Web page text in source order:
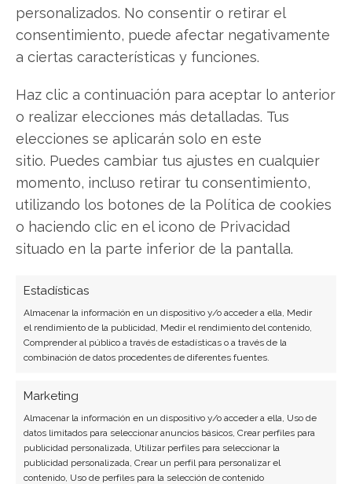
personalizados. No consentir o retirar el
consentimiento, puede afectar negativamente
a ciertas características y funciones.
Haz clic a continuación para aceptar lo anterior
o realizar elecciones más detalladas. Tus
elecciones se aplicarán solo en este
sitio. Puedes cambiar tus ajustes en cualquier
momento, incluso retirar tu consentimiento,
utilizando los botones de la Política de cookies
o haciendo clic en el icono de Privacidad
situado en la parte inferior de la pantalla.
Estadísticas
Almacenar la información en un dispositivo y/o acceder a ella, Medir
el rendimiento de la publicidad, Medir el rendimiento del contenido,
Comprender al público a través de estadísticas o a través de la
combinación de datos procedentes de diferentes fuentes.
Marketing
Almacenar la información en un dispositivo y/o acceder a ella, Uso de
datos limitados para seleccionar anuncios básicos, Crear perfiles para
publicidad personalizada, Utilizar perfiles para seleccionar la
publicidad personalizada, Crear un perfil para personalizar el
contenido, Uso de perfiles para la selección de contenido
Compartir este artículo
Twitter
Facebook
LinkedIn
Copiar enlace
SOBRE EL AUTOR
Carmen Ruiz López
transformación digital con más de 8 años de
experiencia. Experta en inteligencia artificial,
ciberseguridad y startups tecnológicas.
Ver todos los artículos →